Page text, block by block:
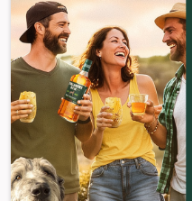
Spojte se s přáteli,
a hrajte o ceny, které dají
správný přípitek stačí
Vyhrát můžete hlavní
Amazing Places v
stylové chatě nebo
kontaktních grilů
skvělého jídla, se
zahradní setkání nebo
nejlepší momenty